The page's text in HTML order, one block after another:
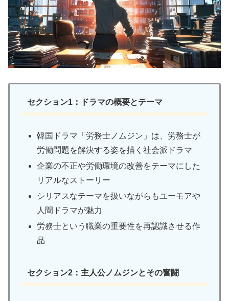
セクション1：ドラマの概要とテーマ
韓国ドラマ「労務士ノムジン」は、労務士が
労働問題を解決する姿を描く社会派ドラマ
企業の不正や労働環境の改善をテーマにした
リアルなストーリー
シリアスなテーマを扱いながらもユーモアや
人間ドラマが魅力
労務士という職業の重要性を再認識させる作
品
セクション2：主人公ノムジンとその奮闘